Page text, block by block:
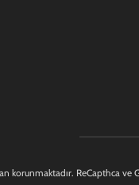
korunmaktadır. ReCapthca ve